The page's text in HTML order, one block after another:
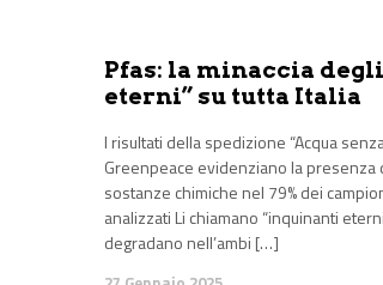
Pfas: la minaccia
eterni” su tutta Italia
I risultati della spedizione “Acqua
Greenpeace evidenziano la presenza
sostanze chimiche nel 79% dei
analizzati Li chiamano “inquinanti
degradano nell’ambi […]